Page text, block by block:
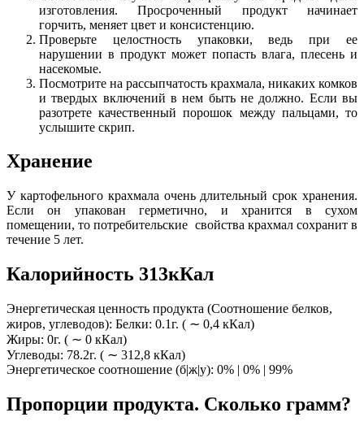
изготовления. Просроченный продукт начинает
горчить, меняет цвет и консистенцию.
Проверьте целостность упаковки, ведь при ее
нарушении в продукт может попасть влага, плесень и
насекомые.
Посмотрите на рассыпчатость крахмала, никаких комков
и твердых включений в нем быть не должно. Если вы
разотрете качественный порошок между пальцами, то
услышите скрип.
Хранение
У картофельного крахмала очень длительный срок хранения.
Если он упакован герметично, и хранится в сухом
помещении, то потребительские свойства крахмал сохранит в
течение 5 лет.
Калорийность 313кКал
Энергетическая ценность продукта (Соотношение белков,
жиров, углеводов): Белки: 0.1г. ( ∼ 0,4 кКал)
Жиры: 0г. ( ∼ 0 кКал)
Углеводы: 78.2г. ( ∼ 312,8 кКал)
Энергетическое соотношение (б|ж|у): 0% | 0% | 99%
Пропорции продукта. Сколько грамм?